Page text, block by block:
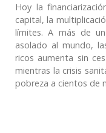
Hoy la
capital, la
límites. A más de
asolado al mundo,
ricos aumenta sin
mientras la crisis
pobreza a cientos de